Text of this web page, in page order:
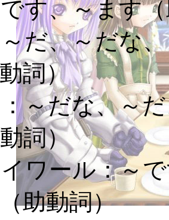
です、～ます
～だ、～だな
詞）
～だな、～
詞）
ワール：～
助動詞）